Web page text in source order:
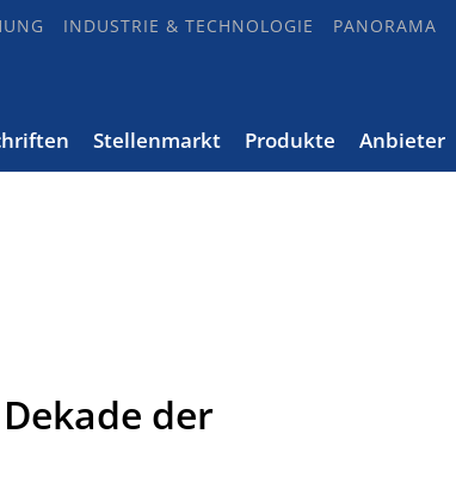
INDUSTRIE & TECHNOLOGIE PANORAMA
Stellenmarkt Produkte Anbieter
der